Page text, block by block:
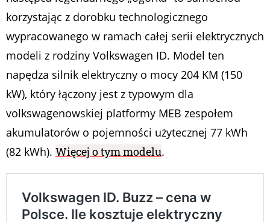
korzystając z dorobku technologicznego
wypracowanego w ramach całej serii elektrycznych
modeli z rodziny Volkswagen ID. Model ten
napędza silnik elektryczny o mocy 204 KM (150
kW), który łączony jest z typowym dla
volkswagenowskiej platformy MEB zespołem
akumulatorów o pojemności użytecznej 77 kWh
(82 kWh). Więcej o tym modelu.